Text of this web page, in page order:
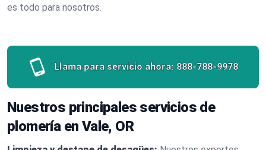
es todo para nosotros.
Llama para servicio ahora: 888-788-9978
Nuestros principales servicios de
plomería en Vale, OR